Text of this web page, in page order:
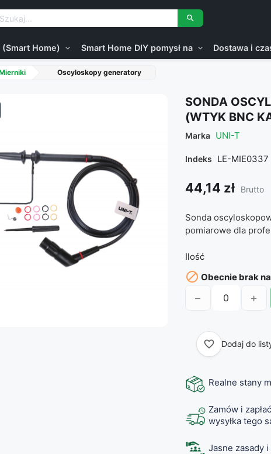

Home) expand_more Smart Home DIY pomysł na expand_more Dostawa i
Oscyloskopy generatory
SONDA
(WTYK BNC
Marka UNI-T
Indeks LE-MIE0337
44,14 zł Brutto
Sonda
pomiarowe dla
Ilość
 Obecnie brak
− +
favorite_border Dodaj do
Realne stany
Zamów i
wysyłka tego
Jasne zasady